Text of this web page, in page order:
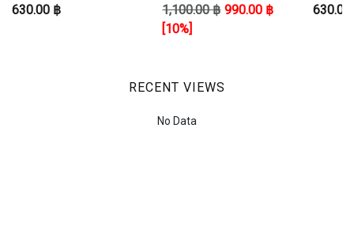
SHO
630.00 ฿ 1,100.00 ฿ 990.00 ฿
[10%]
RECENT VIEWS
No Data